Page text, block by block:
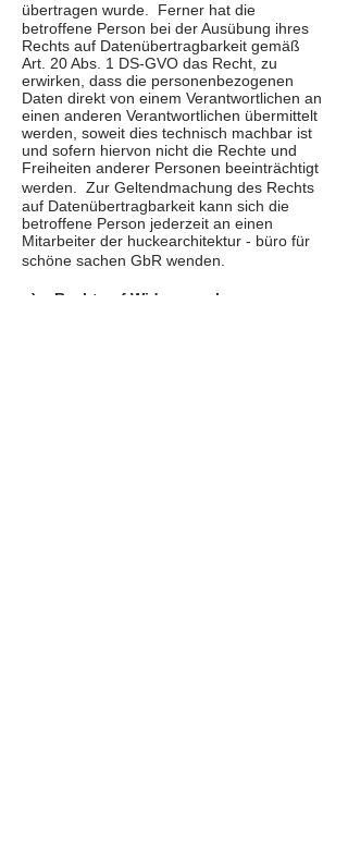
übertragen wurde. Ferner hat die
betroffene Person bei der Ausübung ihres
Rechts auf Datenübertragbarkeit gemäß
Art. 20 Abs. 1 DS-GVO das Recht, zu
erwirken, dass die personenbezogenen
Daten direkt von einem Verantwortlichen an
einen anderen Verantwortlichen übermittelt
werden, soweit dies technisch machbar ist
und sofern hiervon nicht die Rechte und
Freiheiten anderer Personen beeinträchtigt
werden. Zur Geltendmachung des Rechts
auf Datenübertragbarkeit kann sich die
betroffene Person jederzeit an einen
Mitarbeiter der huckearchitektur - büro für
schöne sachen GbR wenden.
g) Recht auf Widerspruch